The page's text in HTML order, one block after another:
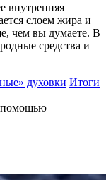
внутренняя
слоем жира и
чем вы думаете. В
средства и
духовки Итоги